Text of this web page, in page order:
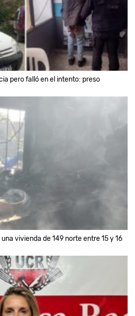
pero falló en el intento: preso
vivienda de 149 norte entre 15 y 16